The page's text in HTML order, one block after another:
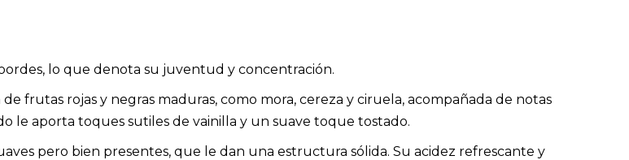
lo que denota su juventud y concentración.
frutas rojas y negras maduras, como mora, cereza y ciruela, acompañada de notas
le aporta toques sutiles de vainilla y un suave toque tostado.
pero bien presentes, que le dan una estructura sólida. Su acidez refrescante y